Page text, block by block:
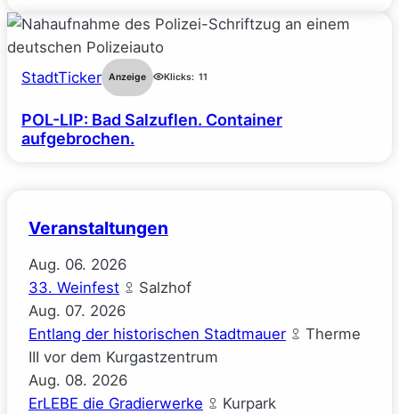
StadtTicker Anzeige Klicks: 11
POL-LIP: Bad Salzuflen. Container
aufgebrochen.
Veranstaltungen
Aug. 06. 2026
33. Weinfest
Salzhof
Aug. 07. 2026
Entlang der historischen Stadtmauer
Therme
III vor dem Kurgastzentrum
Aug. 08. 2026
ErLEBE die Gradierwerke
Kurpark